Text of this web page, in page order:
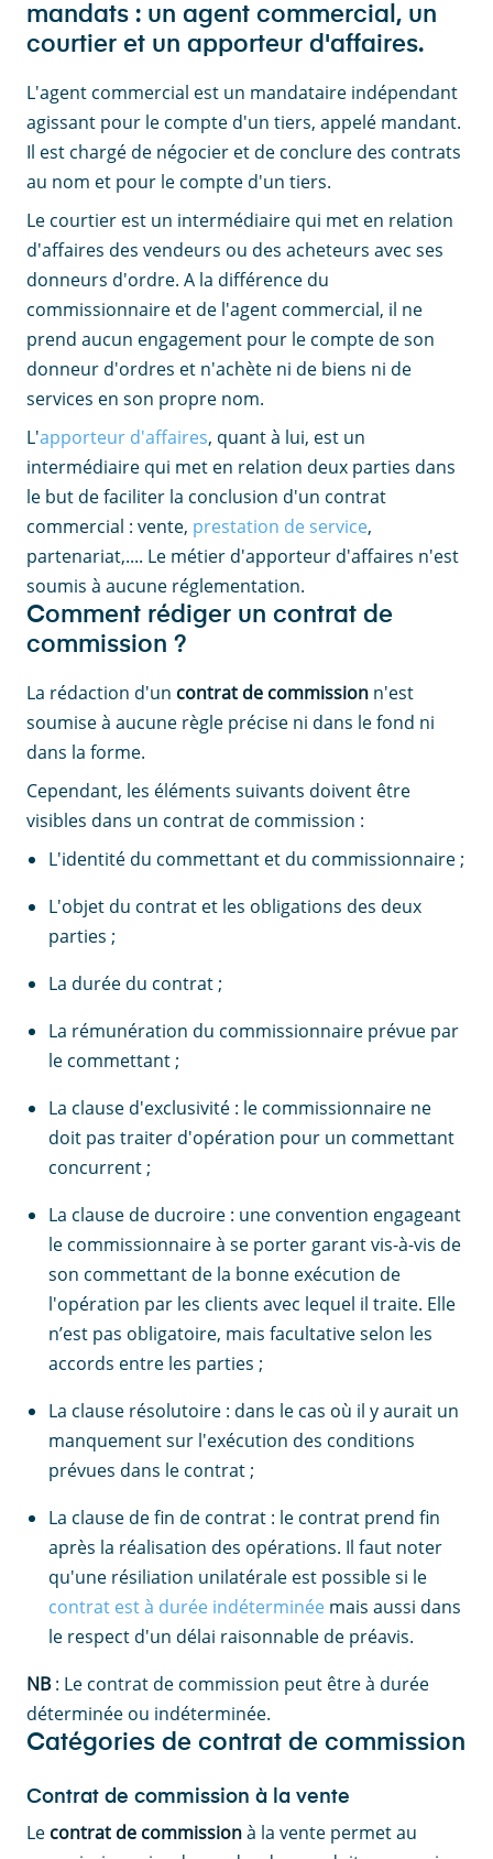
mandats : un agent commercial, un
courtier et un apporteur d'affaires.
L'agent commercial est un mandataire indépendant
agissant pour le compte d'un tiers, appelé mandant.
Il est chargé de négocier et de conclure des contrats
au nom et pour le compte d'un tiers.
Le courtier est un intermédiaire qui met en relation
d'affaires des vendeurs ou des acheteurs avec ses
donneurs d'ordre. A la différence du
commissionnaire et de l'agent commercial, il ne
prend aucun engagement pour le compte de son
donneur d'ordres et n'achète ni de biens ni de
services en son propre nom.
L'apporteur d'affaires, quant à lui, est un
intermédiaire qui met en relation deux parties dans
le but de faciliter la conclusion d'un contrat
commercial : vente, prestation de service,
partenariat,.... Le métier d'apporteur d'affaires n'est
soumis à aucune réglementation.
Comment rédiger un contrat de
commission ?
La rédaction d'un contrat de commission n'est
soumise à aucune règle précise ni dans le fond ni
dans la forme.
Cependant, les éléments suivants doivent être
visibles dans un contrat de commission :
L'identité du commettant et du commissionnaire ;
L'objet du contrat et les obligations des deux
parties ;
La durée du contrat ;
La rémunération du commissionnaire prévue par
le commettant ;
La clause d'exclusivité : le commissionnaire ne
doit pas traiter d'opération pour un commettant
concurrent ;
La clause de ducroire : une convention engageant
le commissionnaire à se porter garant vis-à-vis de
son commettant de la bonne exécution de
l'opération par les clients avec lequel il traite. Elle
n’est pas obligatoire, mais facultative selon les
accords entre les parties ;
La clause résolutoire : dans le cas où il y aurait un
manquement sur l'exécution des conditions
prévues dans le contrat ;
La clause de fin de contrat : le contrat prend fin
après la réalisation des opérations. Il faut noter
qu'une résiliation unilatérale est possible si le
contrat est à durée indéterminée mais aussi dans
le respect d'un délai raisonnable de préavis.
NB: Le contrat de commission peut être à durée
déterminée ou indéterminée.
Catégories de contrat de commission
Contrat de commission à la vente
Le contrat de commissionà la vente permet au